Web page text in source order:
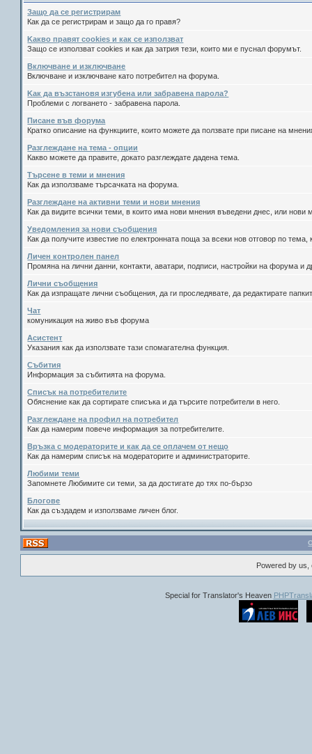
Защо да се регистрирам
Как да се регистрирам и защо да го правя?
Kакво правят cookies и как се използват
Защо се използват cookies и как да затрия тези, които ми е пуснал форумът.
Включване и изключване
Включване и изключване като потребител на форума.
Kак да възстановя изгубена или забравена парола?
Проблеми с логването - забравена парола.
Писане във форума
Кратко описание на функциите, които можете да ползвате при писане на
Разглеждане на тема - опции
Какво можете да правите, докато разглеждате дадена тема.
Търсене в теми и мнения
Как да използваме търсачката на форума.
Разглеждане на активни теми и нови мнения
Как да видите всички теми, в които има нови мнения въведени днес, или
Уведомления за нови съобщения
Как да получите известие по електронната поща за всеки нов отговор по тема,
Личен контролен панел
Промяна на лични данни, контакти, аватари, подписи, настройки на форума и
Лични съобщения
Как да изпращате лични съобщения, да ги проследявате, да редактирате
Чат
комуникация на живо във форума
Асистент
Указания как да използвате тази спомагателна функция.
Събития
Информация за събитията на форума.
Списък на потребителите
Обяснение как да сортирате списъка и да търсите потребители в него.
Разглеждане на профил на потребител
Как да намерим повече информация за потребителите.
Връзка с модераторите и как да се оплачем от нещо
Как да намерим списък на модераторите и администраторите.
Любими теми
Запомнете Любимите си теми, за да достигате до тях по-бързо
Блогове
Как да създадем и използваме личен блог.
Powered by
Special for Translator's Heaven